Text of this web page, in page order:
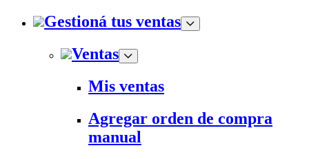
Gestioná tus ventas
Ventas
Mis ventas
Agregar orden de compra
manual